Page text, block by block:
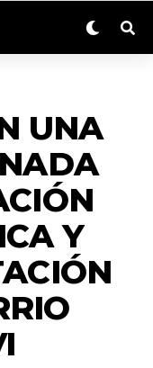
UNA
Y